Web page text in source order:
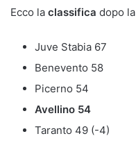
Ecco la classifica dopo la
Juve Stabia 67
Benevento 58
Picerno 54
Avellino 54
Taranto 49 (-4)